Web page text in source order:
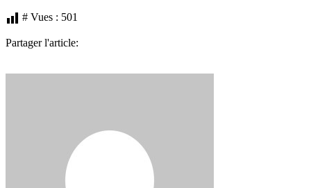
# Vues : 501
Partager l'article: